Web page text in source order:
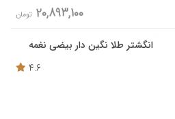
20,893,100 تومان
انگشتر طلا نگین دار بیضی نغمه
4.6